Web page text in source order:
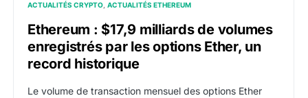
ACTUALITÉS CRYPTO ACTUALITÉS ETHEREUM
Ethereum : $17,9 milliards de volumes
enregistrés par les options Ether, un
record historique
Le volume de transaction mensuel des options Ether